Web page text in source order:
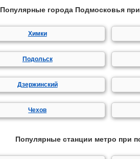
Популярные города Подмосковья
Химки
Подольск
Дзержинский
Чехов
Популярные станции метро при